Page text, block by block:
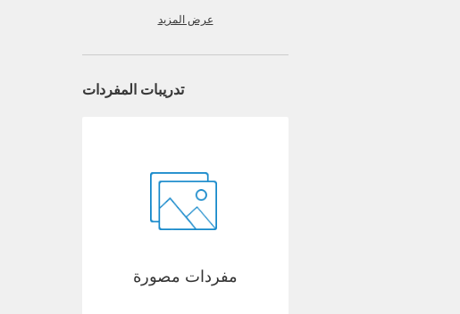
عرض المزيد
تدريبات المفردات
مفردات مصورة